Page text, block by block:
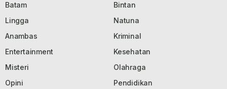
Batam
Bintan
Lingga
Natuna
Anambas
Kriminal
Entertainment
Kesehatan
Misteri
Olahraga
Opini
Pendidikan